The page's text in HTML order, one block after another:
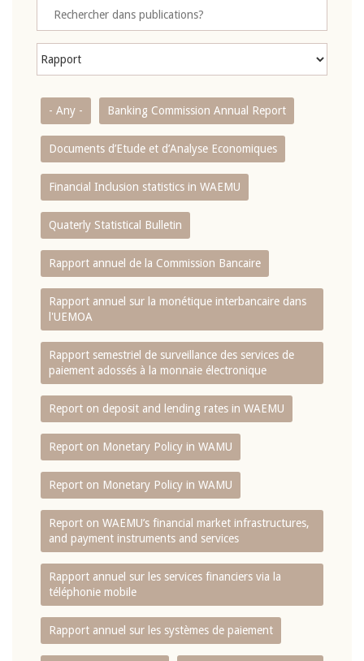
- Any - Banking Commission Annual Report
Documents d’Etude et d’Analyse Economiques
Financial Inclusion statistics in WAEMU
Quaterly Statistical Bulletin
Rapport annuel de la Commission Bancaire
Rapport annuel sur la monétique interbancaire dans
l'UEMOA
Rapport semestriel de surveillance des services de
paiement adossés à la monnaie électronique
Report on deposit and lending rates in WAEMU
Report on Monetary Policy in WAMU
Report on Monetary Policy in WAMU
Report on WAEMU’s financial market infrastructures,
and payment instruments and services
Rapport annuel sur les services financiers via la
téléphonie mobile
Rapport annuel sur les systèmes de paiement